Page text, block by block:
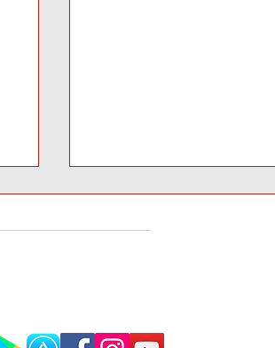
Crisis en la FIFA: ¿Puede